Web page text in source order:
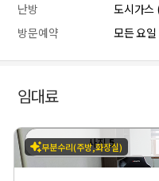
난방
도시가스
방문예약
모든 요
임대료
부분수리(주방,화장실)
사진5